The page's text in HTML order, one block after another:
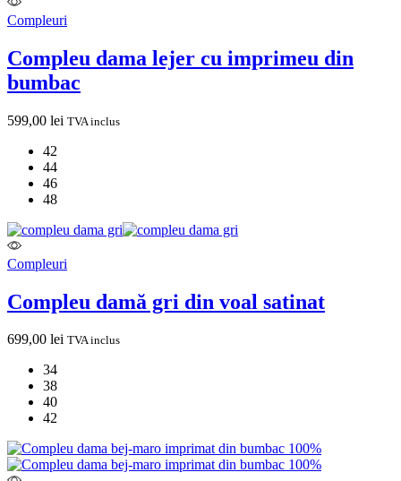
Compleuri
Compleu dama lejer cu imprimeu din
bumbac
599,00 lei TVA inclus
42
44
46
48
Compleuri
Compleu damă gri din voal satinat
699,00 lei TVA inclus
34
38
40
42